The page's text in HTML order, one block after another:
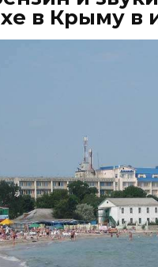
в Крыму в